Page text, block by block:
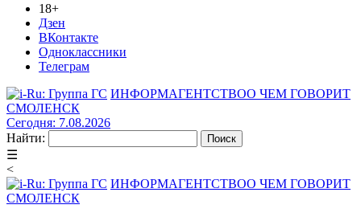
18+
Дзен
ВКонтакте
Одноклассники
Телеграм
ИНФОРМАГЕНТСТВОО ЧЕМ ГОВОРИТ
СМОЛЕНСК
Сегодня: 7.08.2026
Найти:
☰
<
ИНФОРМАГЕНТСТВОО ЧЕМ ГОВОРИТ
СМОЛЕНСК